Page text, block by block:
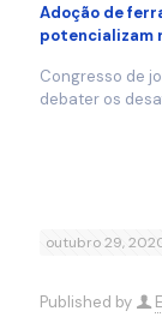
Adoção de
potencializam
Congresso de
debater os
outubro 29,
Published by